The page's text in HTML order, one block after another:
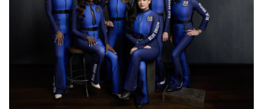
WOMEN’S WORLD: в Москве прошел
запуск нового женского клуба